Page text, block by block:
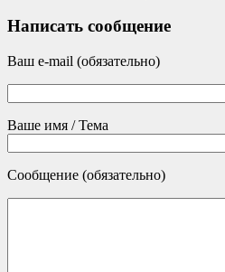
Написать сообщение
Ваш e-mail (обязательно)
Ваше имя / Тема
Сообщение (обязательно)